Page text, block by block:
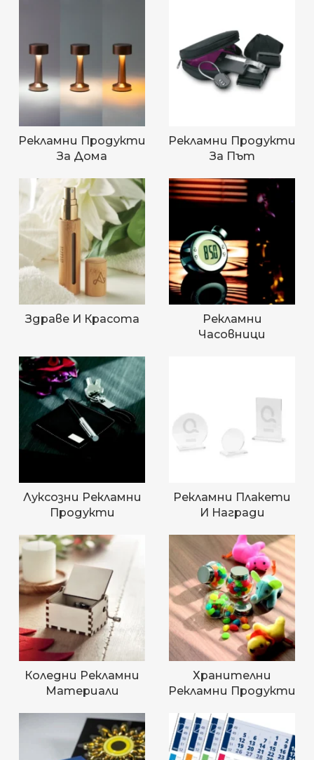
Рекламни Продукти
За Дома
Рекламни Продукти
За Път
Здраве И Красота
Рекламни
Часовници
Луксозни Рекламни
Продукти
Рекламни Плакети
И Награди
Коледни Рекламни
Материали
Хранителни
Рекламни Продукти